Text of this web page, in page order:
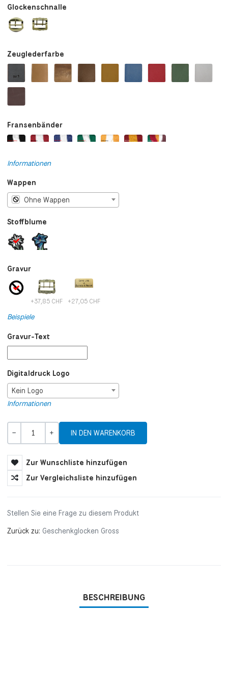
Glockenschnalle
Zeuglederfarbe
Fransenbänder
Informationen
Wappen
Ohne Wappen
Stoffblume
Gravur
+37,85 CHF +27,05 CHF
Beispiele
Gravur-Text
Digitaldruck Logo
Kein Logo
Informationen
Zur Wunschliste hinzufügen
Zur Vergleichsliste hinzufügen
Stellen Sie eine Frage zu diesem Produkt
Zurück zu: Geschenkglocken Gross
BESCHREIBUNG